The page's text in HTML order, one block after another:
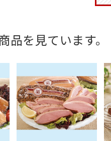
を見ています。